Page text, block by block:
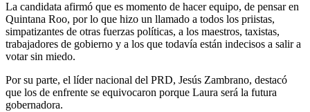
La candidata afirmó que es momento de hacer equipo, de pensar en
Quintana Roo, por lo que hizo un llamado a todos los priistas,
simpatizantes de otras fuerzas políticas, a los maestros, taxistas,
trabajadores de gobierno y a los que todavía están indecisos a salir a
votar sin miedo.
Por su parte, el líder nacional del PRD, Jesús Zambrano, destacó
que los de enfrente se equivocaron porque Laura será la futura
gobernadora.